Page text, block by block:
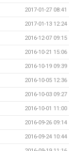
2017-01-27 08:41
2017-01-13 12:24
2016-12-07 09:15
2016-10-21 15:06
2016-10-19 09:39
2016-10-05 12:36
2016-10-03 09:27
2016-10-01 11:00
2016-09-26 09:14
2016-09-24 10:44